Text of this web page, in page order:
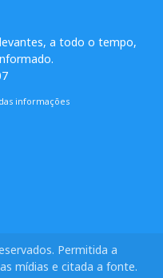
a todo o tempo,
informações
Permitida a
mídias e citada a fonte.